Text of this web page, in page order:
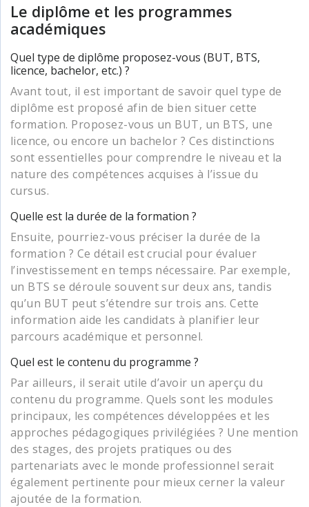
Le diplôme et les programmes
académiques
Quel type de diplôme proposez-vous (BUT, BTS,
licence, bachelor, etc.) ?
Avant tout, il est important de savoir quel type de
diplôme est proposé afin de bien situer cette
formation. Proposez-vous un BUT, un BTS, une
licence, ou encore un bachelor ? Ces distinctions
sont essentielles pour comprendre le niveau et la
nature des compétences acquises à l’issue du
cursus.
Quelle est la durée de la formation ?
Ensuite, pourriez-vous préciser la durée de la
formation ? Ce détail est crucial pour évaluer
l’investissement en temps nécessaire. Par exemple,
un BTS se déroule souvent sur deux ans, tandis
qu’un BUT peut s’étendre sur trois ans. Cette
information aide les candidats à planifier leur
parcours académique et personnel.
Quel est le contenu du programme ?
Par ailleurs, il serait utile d’avoir un aperçu du
contenu du programme. Quels sont les modules
principaux, les compétences développées et les
approches pédagogiques privilégiées ? Une mention
des stages, des projets pratiques ou des
partenariats avec le monde professionnel serait
également pertinente pour mieux cerner la valeur
ajoutée de la formation.